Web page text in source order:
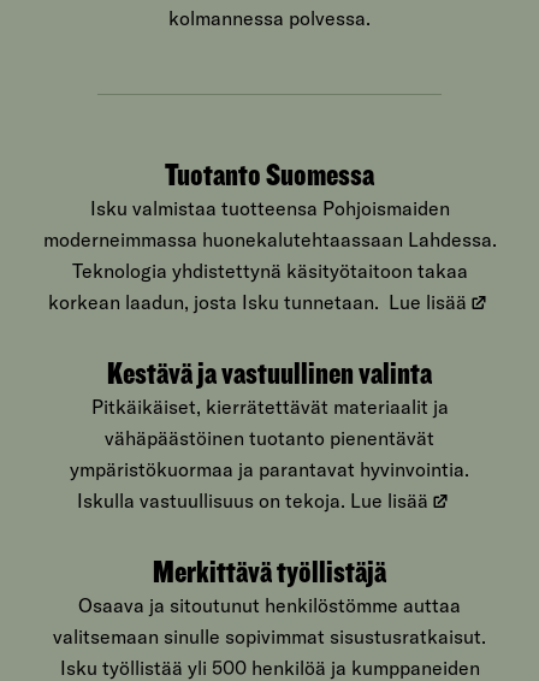
kolmannessa polvessa.
Tuotanto Suomessa
Isku valmistaa tuotteensa Pohjoismaiden
moderneimmassa huonekalutehtaassaan Lahdessa.
Teknologia yhdistettynä käsityötaitoon takaa
korkean laadun, josta Isku tunnetaan. Lue lisää
Kestävä ja vastuullinen valinta
Pitkäikäiset, kierrätettävät materiaalit ja
vähäpäästöinen tuotanto pienentävät
ympäristökuormaa ja parantavat hyvinvointia.
Iskulla vastuullisuus on tekoja. Lue lisää
Merkittävä työllistäjä
Osaava ja sitoutunut henkilöstömme auttaa
valitsemaan sinulle sopivimmat sisustusratkaisut.
Isku työllistää yli 500 henkilöä ja kumppaneiden